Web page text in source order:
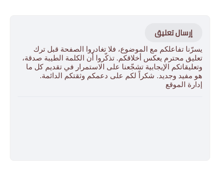
إرسال تعليق
يسرّنا تفاعلكم مع الموضوع، فلا تغادروا الصفحة قبل ترك
تعليق محترم يعكس أخلاقكم. تذكّروا أن الكلمة الطيبة صدقة،
وتعليقاتكم الإيجابية تشجّعنا على الاستمرار في تقديم كل ما
هو مفيد وجديد. شكراً لكم على دعمكم وثقتكم الدائمة.
إدارة الموقع